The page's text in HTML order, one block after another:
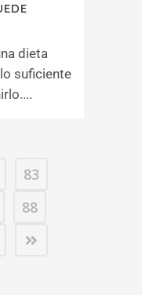
dieta
suficiente
83
88